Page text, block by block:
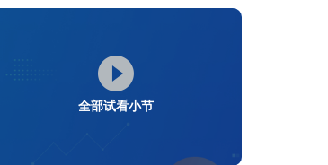
全部试看小节